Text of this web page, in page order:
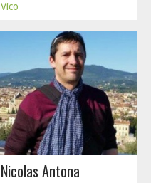
Vico
Nicolas Antona